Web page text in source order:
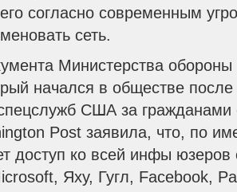
согласно современным
сеть.
Министерства
начался в обществе
США за гражданами
Post заявила, что, по
доступ ко всей инфы юзеров
Яху, Гугл, Facebook,